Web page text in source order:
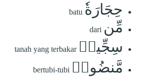
حِجَارَةٗ batu
مِّن dari
سِجِّيلٖ tanah yang terbakar
مَّنضُودٖ bertubi-tubi